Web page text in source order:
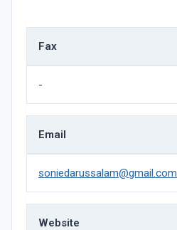
Fax
-
Email
soniedarussalam@gmail.com
Website